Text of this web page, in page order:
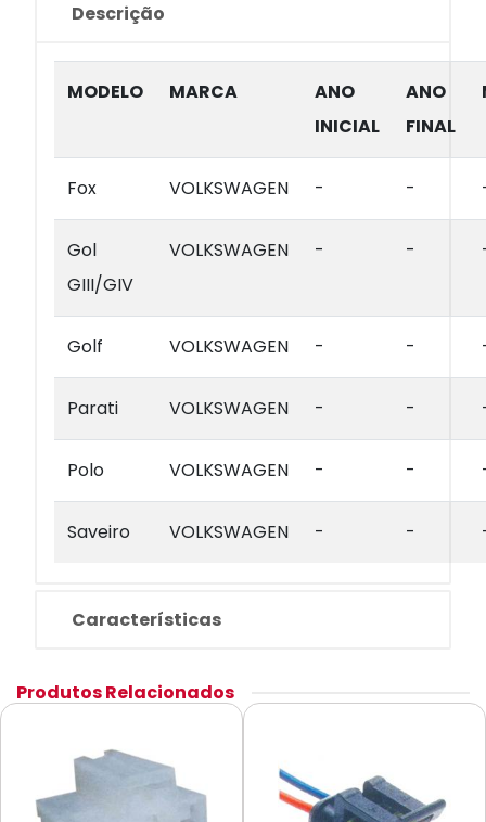
Descrição
MODELO MARCA
ANO
INICIAL
ANO
FINAL
Fox VOLKSWAGEN - -
Gol
GIII/GIV
VOLKSWAGEN - -
Golf VOLKSWAGEN - -
Parati VOLKSWAGEN - -
Polo VOLKSWAGEN - -
Saveiro VOLKSWAGEN - -
Características
Produtos Relacionados